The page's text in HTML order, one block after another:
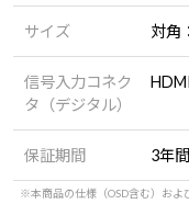
サイズ 対角
信号入力コネク
タ（デジタル）
保証期間 3年